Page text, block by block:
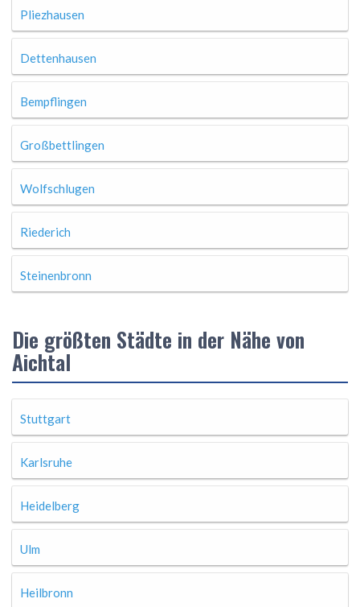
Pliezhausen
Dettenhausen
Bempflingen
Großbettlingen
Wolfschlugen
Riederich
Steinenbronn
Die größten Städte in der Nähe von
Aichtal
Stuttgart
Karlsruhe
Heidelberg
Ulm
Heilbronn